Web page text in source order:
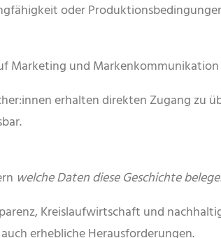
oder
Marketing und
erhalten direkten Zugang zu
welche Daten diese Geschichte
Kreislaufwirtschaft und